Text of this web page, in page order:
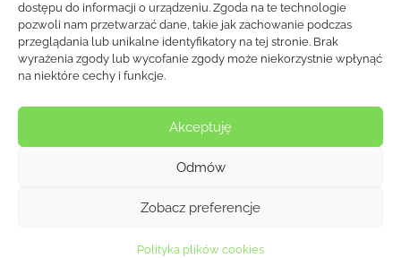
dostępu do informacji o urządzeniu. Zgoda na te technologie
pozwoli nam przetwarzać dane, takie jak zachowanie podczas
przeglądania lub unikalne identyfikatory na tej stronie. Brak
wyrażenia zgody lub wycofanie zgody może niekorzystnie wpłynąć
na niektóre cechy i funkcje.
Akceptuję
Odmów
Zobacz preferencje
Polityka plików cookies
Wybrane Realizacje
Koncern Farmaceutyczny I